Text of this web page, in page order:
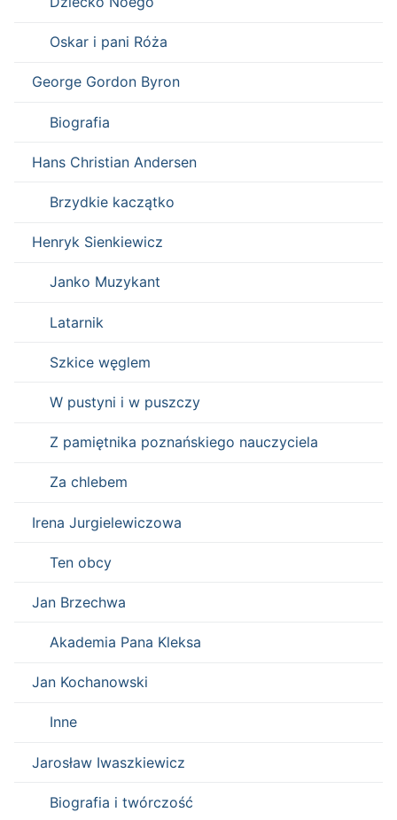
Oskar i pani Róża
George Gordon Byron
Biografia
Hans Christian Andersen
Brzydkie kaczątko
Henryk Sienkiewicz
Janko Muzykant
Latarnik
Szkice węglem
W pustyni i w puszczy
Z pamiętnika poznańskiego nauczyciela
Za chlebem
Irena Jurgielewiczowa
Ten obcy
Jan Brzechwa
Akademia Pana Kleksa
Jan Kochanowski
Inne
Jarosław Iwaszkiewicz
Biografia i twórczość